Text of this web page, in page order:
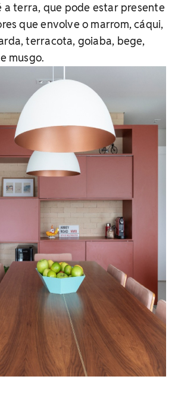
a terra, que pode estar presente
que envolve o marrom, cáqui,
terracota, goiaba, bege,
musgo.